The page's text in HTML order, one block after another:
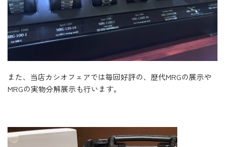
また、当店カシオフェアでは毎回好評の、歴代MRGの展示や
MRGの実物分解展示も行います。